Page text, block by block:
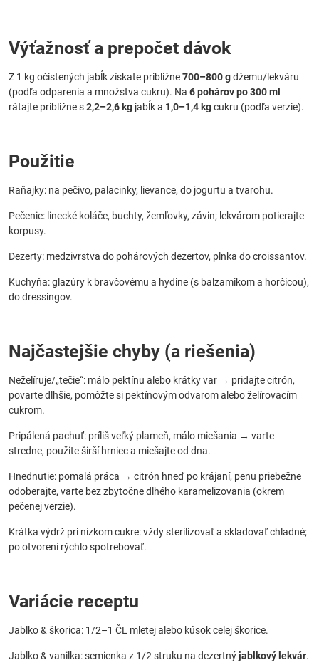
Výťažnosť a prepočet dávok
Z 1 kg očistených jabĺk získate približne700–800 gdžemu/lekváru
(podľa odparenia a množstva cukru). Na 6 pohárov po 300 ml
rátajte približne s2,2–2,6 kg jabĺk a 1,0–1,4 kgcukru (podľa verzie).
Použitie
Raňajky: na pečivo, palacinky, lievance, do jogurtu a tvarohu.
Pečenie: linecké koláče, buchty, žemľovky, závin; lekvárom potierajte
korpusy.
Dezerty: medzivrstva do pohárových dezertov, plnka do croissantov.
Kuchyňa: glazúry k bravčovému a hydine (s balzamikom a horčicou),
do dressingov.
Najčastejšie chyby (a riešenia)
Neželíruje/„tečie“: málo pektínu alebo krátky var → pridajte citrón,
povarte dlhšie, pomôžte si pektínovým odvarom alebo želírovacím
cukrom.
Pripálená pachuť: príliš veľký plameň, málo miešania → varte
stredne, použite širší hrniec a miešajte od dna.
Hnednutie: pomalá práca → citrón hneď po krájaní, penu priebežne
odoberajte, varte bez zbytočne dlhého karamelizovania (okrem
pečenej verzie).
Krátka výdrž pri nízkom cukre: vždy sterilizovať a skladovať chladné;
po otvorení rýchlo spotrebovať.
Variácie receptu
Jablko & škorica: 1/2–1 ČL mletej alebo kúsok celej škorice.
Jablko & vanilka: semienka z 1/2 struku na dezertnýjablkový lekvár.